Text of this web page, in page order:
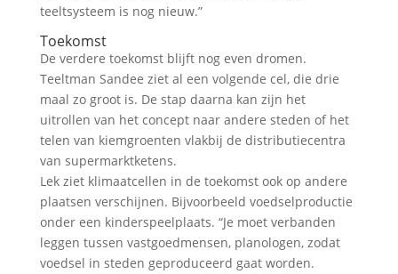
teeltsysteem is nog nieuw.”
Toekomst
De verdere toekomst blijft nog even dromen.
Teeltman Sandee ziet al een volgende cel, die drie
maal zo groot is. De stap daarna kan zijn het
uitrollen van het concept naar andere steden of het
telen van kiemgroenten vlakbij de distributiecentra
van supermarktketens.
Lek ziet klimaatcellen in de toekomst ook op andere
plaatsen verschijnen. Bijvoorbeeld voedselproductie
onder een kinderspeelplaats. “Je moet verbanden
leggen tussen vastgoedmensen, planologen, zodat
voedsel in steden geproduceerd gaat worden.